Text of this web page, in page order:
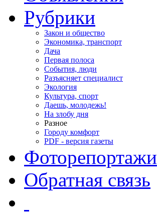
Рубрики
Закон и общество
Экономика, транспорт
Дача
Первая полоса
События, люди
Разъясняет специалист
Экология
Культура, спорт
Даешь, молодежь!
На злобу дня
Разное
Городу комфорт
PDF - версия газеты
Фоторепортажи
Обратная связь